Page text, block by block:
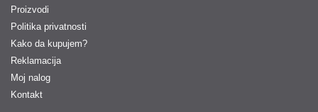
Proizvodi
Politika privatnosti
Kako da kupujem?
Reklamacija
Moj nalog
Kontakt